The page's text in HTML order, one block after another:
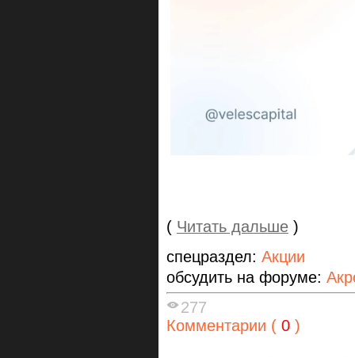
( Читать дальше )
спецраздел: Акции
обсудить на форуме:
277
Комментарии ( 0 )